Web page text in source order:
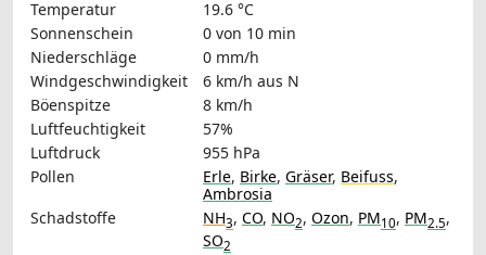
Temperatur
19.6 °C
Sonnenschein
0 von 10 min
Niederschläge
0 mm/h
Windgeschwindigkeit
6 km/h aus N
Böenspitze
8 km/h
Luftfeuchtigkeit
57%
Luftdruck
955 hPa
Pollen
Erle, Birke, Gräser, Beifuss,
Ambrosia
Schadstoffe
NH3, CO, NO2, Ozon, PM10, PM2.5,
SO2